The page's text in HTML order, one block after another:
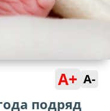
A+ A-
подряд